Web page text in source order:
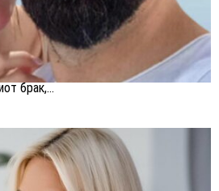
брак,...